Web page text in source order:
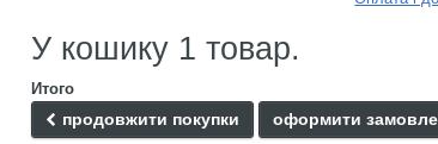
У кошику 1 товар.
Итого
продовжити покупки оформити